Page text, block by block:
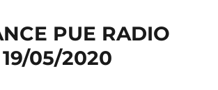
PUE RADIO
05/2020